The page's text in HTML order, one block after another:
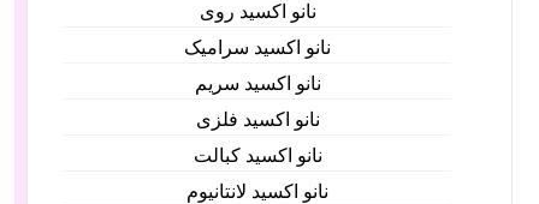
نانو اکسید روی
نانو اکسید سرامیک
نانو اکسید سریم
نانو اکسید فلزی
نانو اکسید کبالت
نانو اکسید لانتانیوم